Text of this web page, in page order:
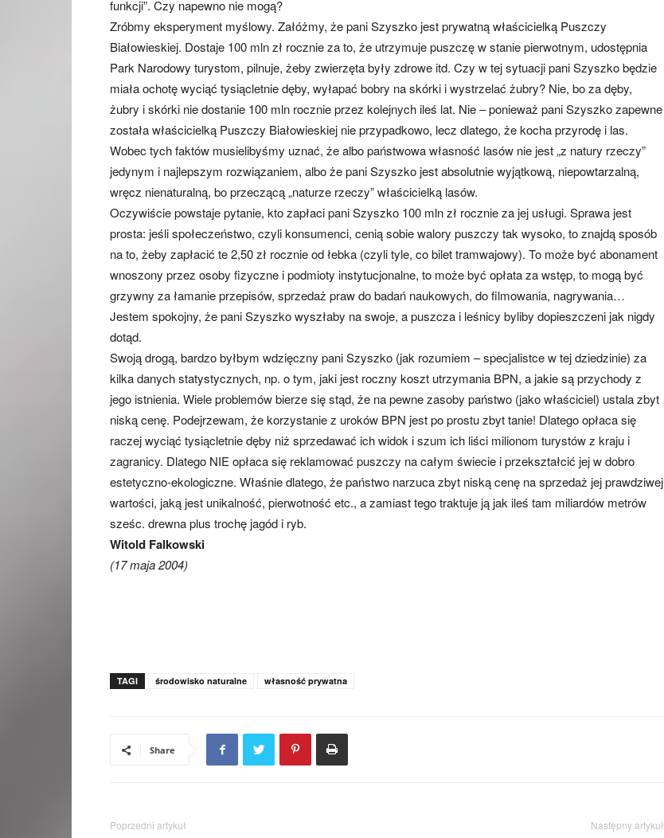
funkcji”. Czy napewno nie mogą?
Zróbmy eksperyment myślowy. Załóżmy, że pani Szyszko jest prywatną właścicielką Puszczy
Białowieskiej. Dostaje 100 mln zł rocznie za to, że utrzymuje puszczę w stanie pierwotnym, udostępnia
Park Narodowy turystom, pilnuje, żeby zwierzęta były zdrowe itd. Czy w tej sytuacji pani Szyszko będzie
miała ochotę wyciąć tysiącletnie dęby, wyłapać bobry na skórki i wystrzelać żubry? Nie, bo za dęby,
żubry i skórki nie dostanie 100 mln rocznie przez kolejnych ileś lat. Nie – ponieważ pani Szyszko zapewne
została właścicielką Puszczy Białowieskiej nie przypadkowo, lecz dlatego, że kocha przyrodę i las.
Wobec tych faktów musielibyśmy uznać, że albo państwowa własność lasów nie jest „z natury rzeczy”
jedynym i najlepszym rozwiązaniem, albo że pani Szyszko jest absolutnie wyjątkową, niepowtarzalną,
wręcz nienaturalną, bo przeczącą „naturze rzeczy” właścicielką lasów.
Oczywiście powstaje pytanie, kto zapłaci pani Szyszko 100 mln zł rocznie za jej usługi. Sprawa jest
prosta: jeśli społeczeństwo, czyli konsumenci, cenią sobie walory puszczy tak wysoko, to znajdą sposób
na to, żeby zapłacić te 2,50 zł rocznie od łebka (czyli tyle, co bilet tramwajowy). To może być abonament
wnoszony przez osoby fizyczne i podmioty instytucjonalne, to może być opłata za wstęp, to mogą być
grzywny za łamanie przepisów, sprzedaż praw do badań naukowych, do filmowania, nagrywania…
Jestem spokojny, że pani Szyszko wyszłaby na swoje, a puszcza i leśnicy byliby dopieszczeni jak nigdy
dotąd.
Swoją drogą, bardzo byłbym wdzięczny pani Szyszko (jak rozumiem – specjalistce w tej dziedzinie) za
kilka danych statystycznych, np. o tym, jaki jest roczny koszt utrzymania BPN, a jakie są przychody z
jego istnienia. Wiele problemów bierze się stąd, że na pewne zasoby państwo (jako właściciel) ustala zbyt
niską cenę. Podejrzewam, że korzystanie z uroków BPN jest po prostu zbyt tanie! Dlatego opłaca się
raczej wyciąć tysiącletnie dęby niż sprzedawać ich widok i szum ich liści milionom turystów z kraju i
zagranicy. Dlatego NIE opłaca się reklamować puszczy na całym świecie i przekształcić jej w dobro
estetyczno-ekologiczne. Właśnie dlatego, że państwo narzuca zbyt niską cenę na sprzedaż jej prawdziwej
wartości, jaką jest unikalność, pierwotność etc., a zamiast tego traktuje ją jak ileś tam miliardów metrów
sześc. drewna plus trochę jagód i ryb.
Witold Falkowski
(17 maja 2004)
TAGI środowisko naturalne własność prywatna
Share
Poprzedni artykuł Następny artykuł